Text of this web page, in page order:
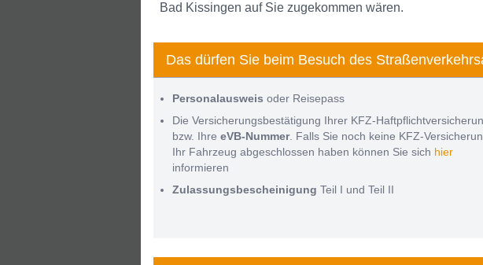
Bad Kissingen auf Sie zugekommen wären.
Das dürfen Sie beim Besuch des
Personalausweis oder Reisepass
Die Versicherungsbestätigung Ihrer KFZ-
bzw. Ihre eVB-Nummer. Falls Sie noch keine KFZ-
Ihr Fahrzeug abgeschlossen haben können Sie sich hier
informieren
Zulassungsbescheinigung Teil I und Teil II